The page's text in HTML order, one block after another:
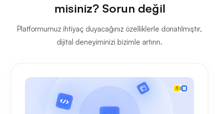
misiniz? Sorun değil
Platformumuz ihtiyaç duyacağınız özelliklerle donatılmıştır,
dijital deneyiminizi bizimle artırın.